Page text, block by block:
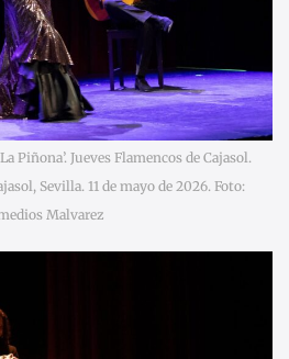
Piñona’. Jueves Flamencos de Cajasol.
Sevilla. 11 de mayo de 2026. Foto:
Malvarez